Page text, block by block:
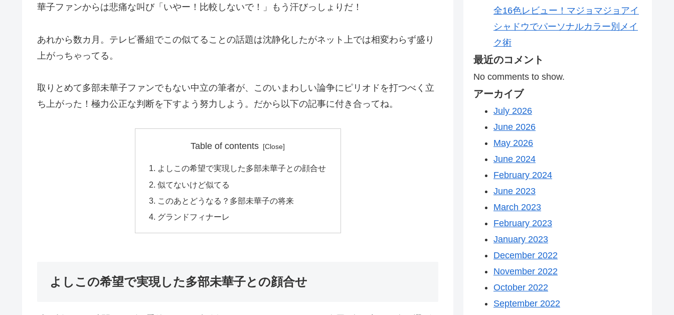
華子ファンからは悲痛な叫び「いやー！比較しないで！」もう汗びっしょりだ！
あれから数カ月。テレビ番組でこの似てることの話題は沈静化したがネット上では相変わらず盛り
上がっちゃってる。
取りとめて多部未華子ファンでもない中立の筆者が、このいまわしい論争にピリオドを打つべく立
ち上がった！極力公正な判断を下すよう努力しよう。だから以下の記事に付き合ってね。
Table of contents
よしこの希望で実現した多部未華子との顔合せ
似てないけど似てる
このあとどうなる？多部未華子の将来
グランドフィナーレ
よしこの希望で実現した多部未華子との顔合せ
全16色レビュー！マジョマジョアイ
シャドウでパーソナルカラー別メイ
ク術
最近のコメント
No comments to show.
アーカイブ
July 2026
June 2026
May 2026
June 2024
February 2024
June 2023
March 2023
February 2023
January 2023
December 2022
November 2022
October 2022
September 2022